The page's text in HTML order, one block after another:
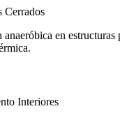
Cerrados
en estructuras
Interiores